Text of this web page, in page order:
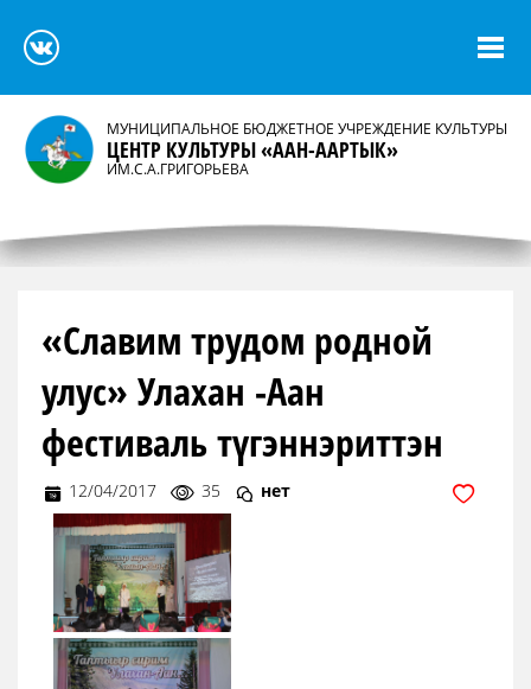
МУНИЦИПАЛЬНОЕ БЮДЖЕТНОЕ УЧРЕЖДЕНИЕ КУЛЬТУРЫ
ЦЕНТР КУЛЬТУРЫ «ААН-ААРТЫК»
ИМ.С.А.ГРИГОРЬЕВА
«Славим трудом родной
улус» Улахан -Аан
фестиваль түгэннэриттэн
12/04/2017 35 нет